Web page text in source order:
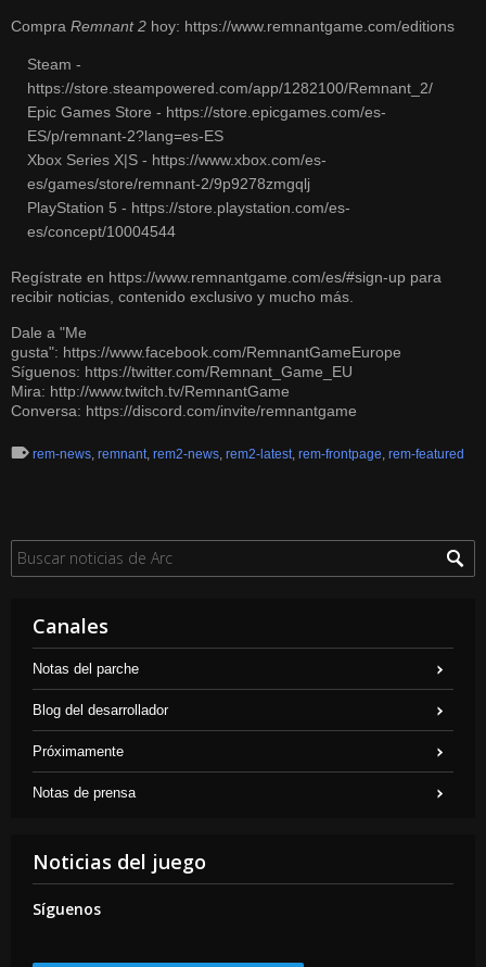
Compra Remnant 2 hoy: https://www.remnantgame.com/editions
Steam -
https://store.steampowered.com/app/1282100/Remnant_2/
Epic Games Store - https://store.epicgames.com/es-
ES/p/remnant-2?lang=es-ES
Xbox Series X|S - https://www.xbox.com/es-
es/games/store/remnant-2/9p9278zmgqlj
PlayStation 5 - https://store.playstation.com/es-
es/concept/10004544
Regístrate en https://www.remnantgame.com/es/#sign-up para
recibir noticias, contenido exclusivo y mucho más.
Dale a "Me
gusta": https://www.facebook.com/RemnantGameEurope
Síguenos: https://twitter.com/Remnant_Game_EU
Mira: http://www.twitch.tv/RemnantGame
Conversa: https://discord.com/invite/remnantgame
rem-news remnant, rem2-news rem2-latest, rem-frontpage rem-featured
Canales
Notas del parche
Blog del desarrollador
Próximamente
Notas de prensa
Noticias del juego
Síguenos